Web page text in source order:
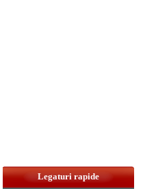
Legaturi rapide